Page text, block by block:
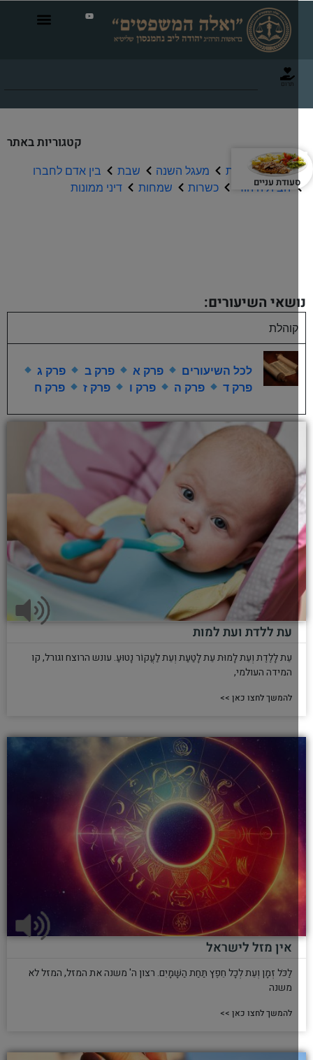
קטגוריות באתר
תפילה וברכות מעגל השנה שבת
בין אדם לחברו
הבית היהודי
כשרות שמחות דיני ממונות
השיעורים:
קוהלת
לכל השיעורים פרק א פרק ב
פרק ג
פרק ד
פרק ה פרק ו פרק ז פרק ח
עת ללדת ועת למות
עֵת לָלֶדֶת וְעֵת לָמוּת עֵת לָטַעַת וְעֵת לַעֲקוֹר נָטוּעַ. עונש הרוצח וגורל, קו
המידה העולמי,
להמשך לחצו כאן >>
אין מזל לישראל
לַכֹּל זְמָן וְעֵת לְכָל חֵפֶץ תַּחַת הַשָּׁמָיִם. רצון ה' משנה את המזל, המזל לא
משנה
להמשך לחצו כאן >>
עניים